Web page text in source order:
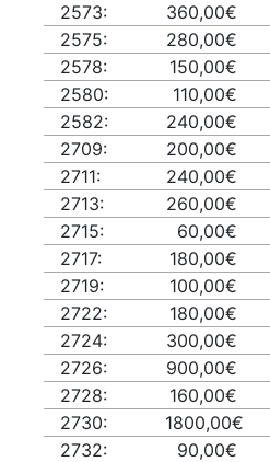
2573:
360,00€
2575:
280,00€
2578:
150,00€
2580:
110,00€
2582:
240,00€
2709:
200,00€
2711:
240,00€
2713:
260,00€
2715:
60,00€
2717:
180,00€
2719:
100,00€
2722:
180,00€
2724:
300,00€
2726:
900,00€
2728:
160,00€
2730:
1800,00€
2732:
90,00€